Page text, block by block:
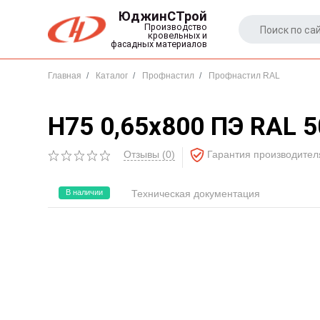
ЮджинСТрой
Производство
кровельных и
фасадных материалов
Главная Каталог Профнастил Профнастил RAL
Н75 0,65x800 ПЭ RAL
Отзывы (0) Гарантия
В наличии
Отзывы (0) Техническая документация